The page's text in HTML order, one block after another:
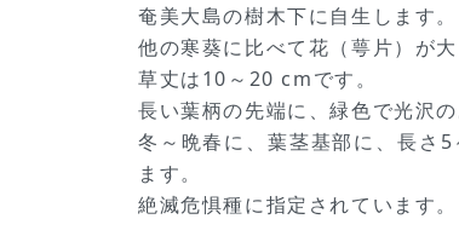
奄美大島の樹木下に自生します。
他の寒葵に比べて花（萼片）が
草丈は10～20 cmです。
長い葉柄の先端に、緑色で光沢
冬～晩春に、葉茎基部に、長さ
ます。
絶滅危惧種に指定されています。